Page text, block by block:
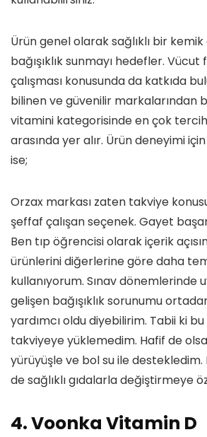
Ürün genel olarak sağlıklı bir
bağışıklık sunmayı hedefler. Vücut
çalışması konusunda da katkıda
bilinen ve güvenilir markalarından
vitamini kategorisinde en çok
arasında yer alır. Ürün deneyimi
ise;
Orzax markası zaten takviye
şeffaf çalışan seçenek. Gayet
Ben tıp öğrencisi olarak içerik
ürünlerini diğerlerine göre daha
kullanıyorum. Sınav dönemlerinde
gelişen bağışıklık sorunumu
yardımcı oldu diyebilirim. Tabii ki
takviyeye yüklemedim. Hafif de
yürüyüşle ve bol su ile
de sağlıklı gıdalarla değiştirmeye
4. Voonka Vitamin D